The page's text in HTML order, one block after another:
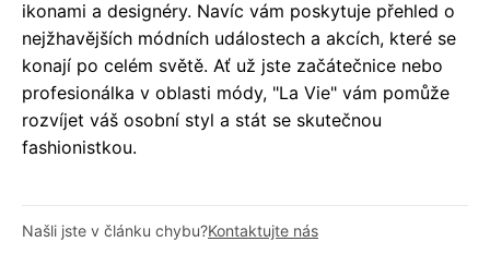
ikonami a designéry. Navíc vám poskytuje přehled o
nejžhavějších módních událostech a akcích, které se
konají po celém světě. Ať už jste začátečnice nebo
profesionálka v oblasti módy, "La Vie" vám pomůže
rozvíjet váš osobní styl a stát se skutečnou
fashionistkou.
Našli jste v článku chybu?Kontaktujte nás